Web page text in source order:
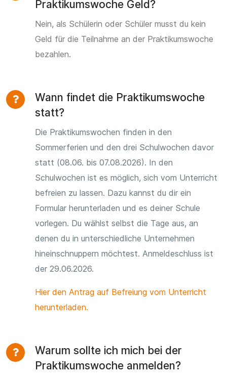
Praktikumswoche Geld?
Nein, als Schülerin oder Schüler musst du kein
Geld für die Teilnahme an der Praktikumswoche
bezahlen.
Wann findet die Praktikumswoche
statt?
Die Praktikumswochen finden in den
Sommerferien und den drei Schulwochen davor
statt (08.06. bis 07.08.2026). In den
Schulwochen ist es möglich, sich vom Unterricht
befreien zu lassen. Dazu kannst du dir ein
Formular herunterladen und es deiner Schule
vorlegen. Du wählst selbst die Tage aus, an
denen du in unterschiedliche Unternehmen
hineinschnuppern möchtest. Anmeldeschluss ist
der 29.06.2026.
Hier den Antrag auf Befreiung vom Unterricht
herunterladen.
Warum sollte ich mich bei der
Praktikumswoche anmelden?